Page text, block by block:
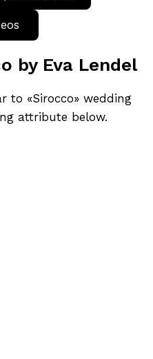
by Eva Lendel
to «Sirocco» wedding
attribute below.